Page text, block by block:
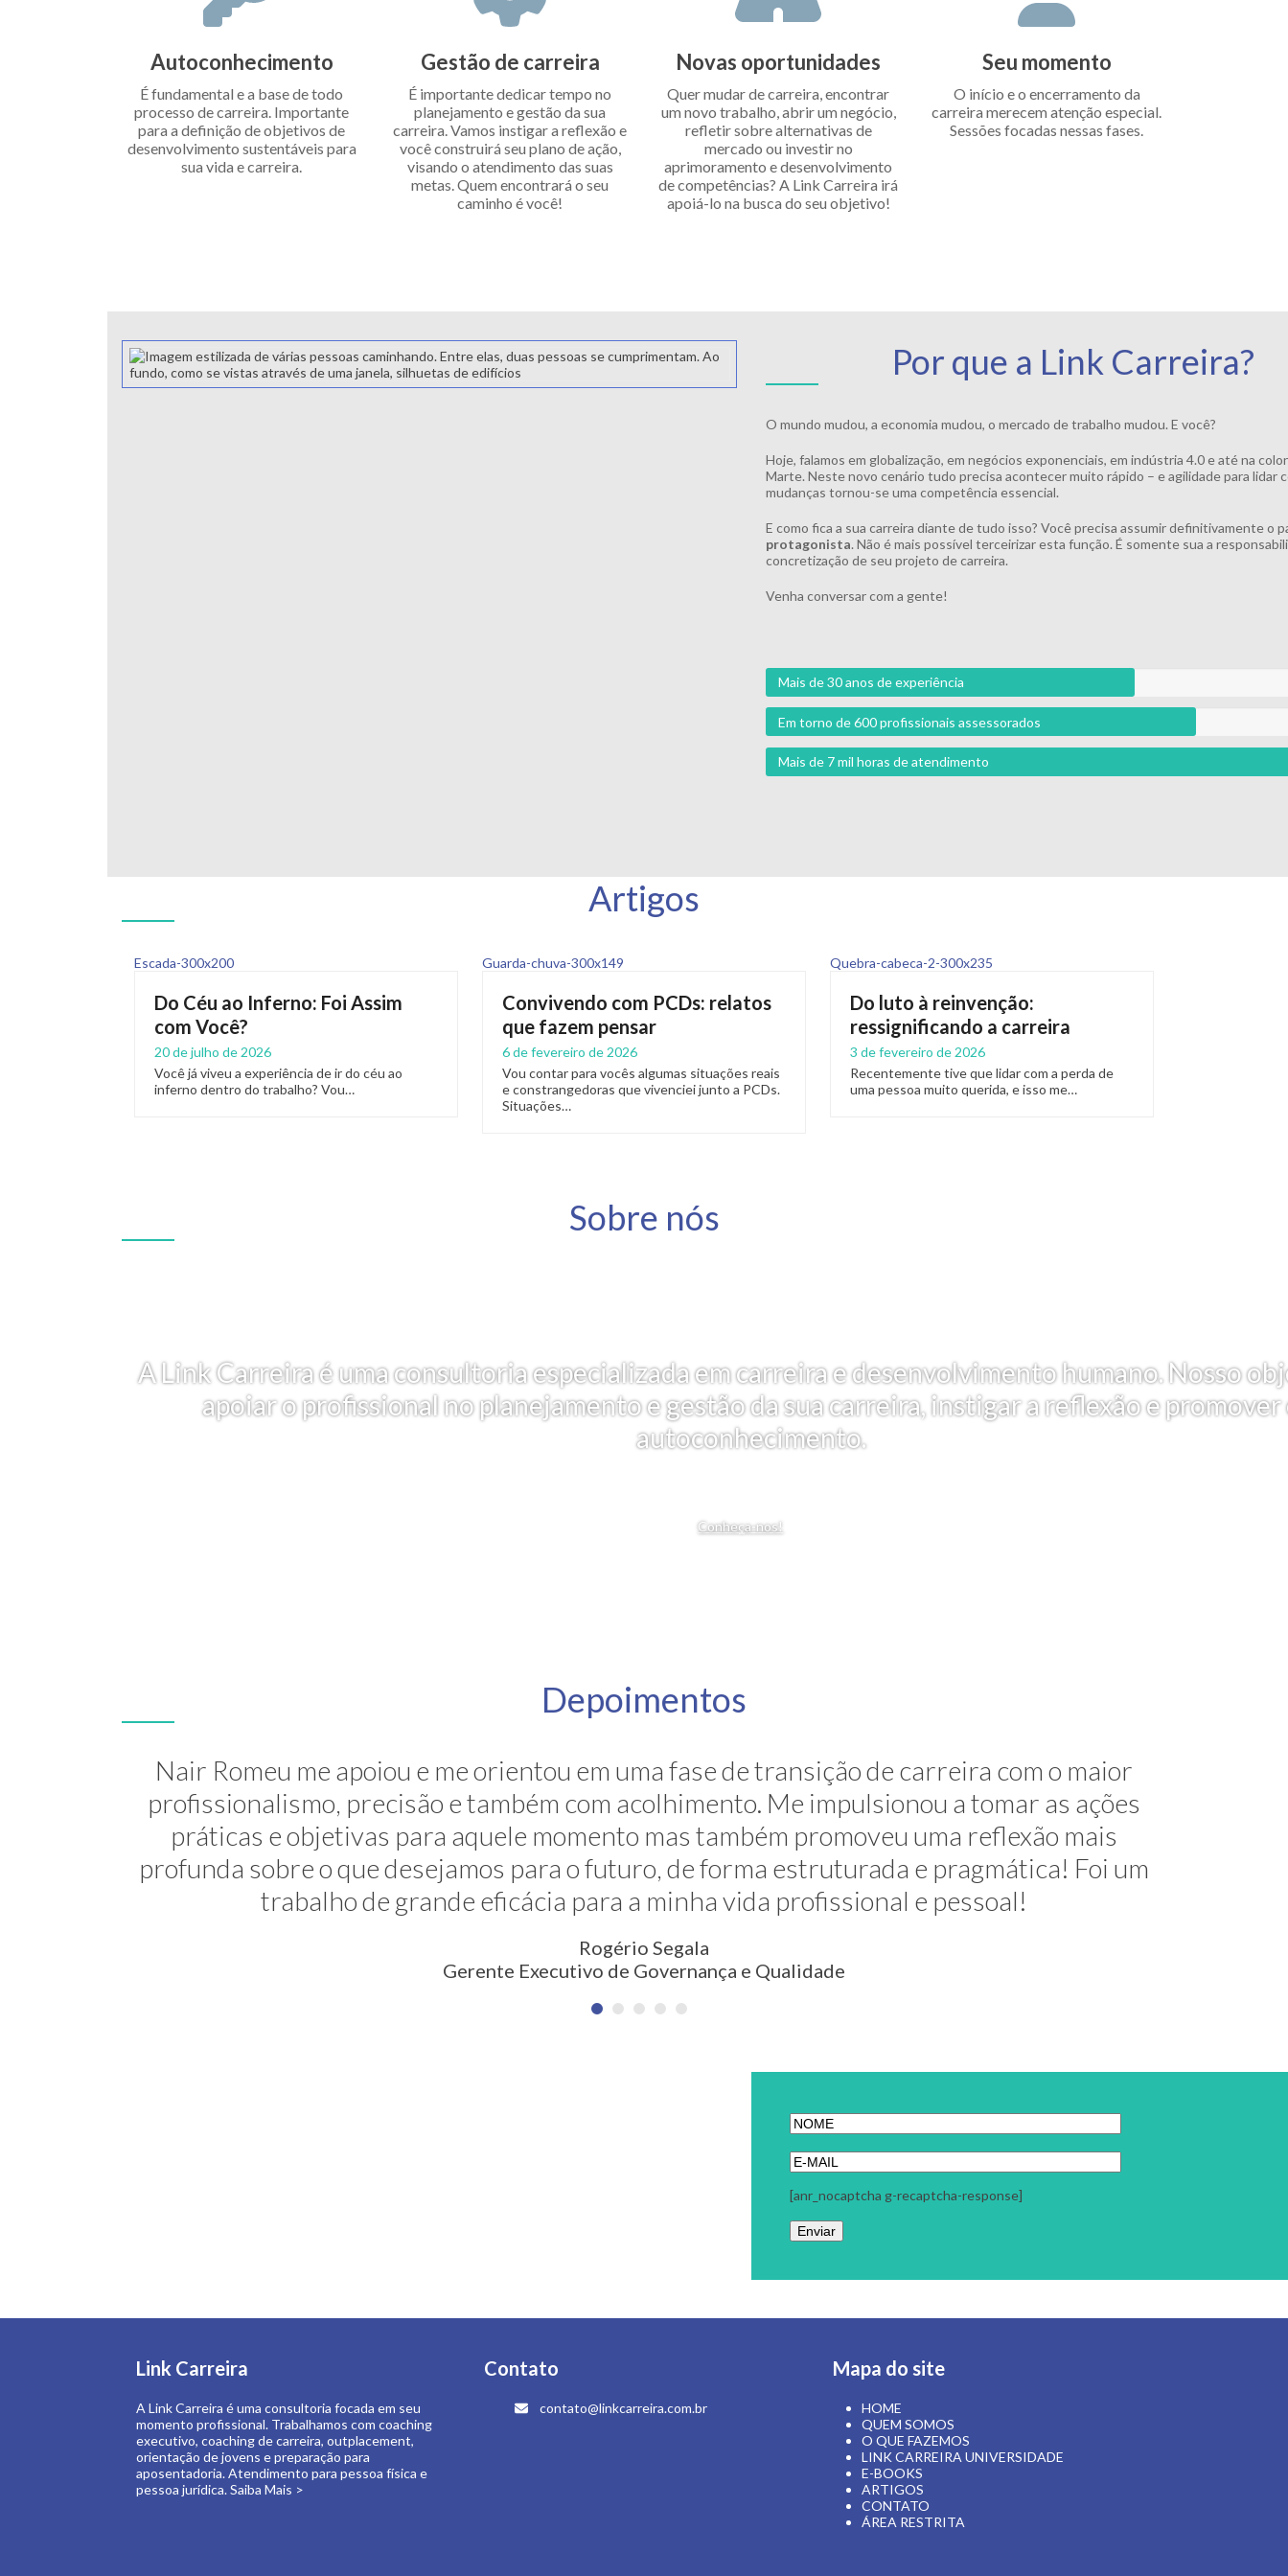
Autoconhecimento
É fundamental e a base de todo
processo de carreira. Importante
para a definição de objetivos de
desenvolvimento sustentáveis para
sua vida e carreira.
Gestão de carreira
É importante dedicar tempo no
planejamento e gestão da sua
carreira. Vamos instigar a reflexão e
você construirá seu plano de ação,
visando o atendimento das suas
metas. Quem encontrará o seu
caminho é você!
Novas oportunidades
Quer mudar de carreira, encontrar
um novo trabalho, abrir um negócio,
refletir sobre alternativas de
mercado ou investir no
aprimoramento e desenvolvimento
de competências? A Link Carreira irá
apoiá-lo na busca do seu objetivo!
Seu momento
O início e o encerramento da
carreira merecem atenção especial.
Sessões focadas nessas fases.
Por que a Link Carreira?
O mundo mudou, a economia mudou, o mercado de trabalho mudou. E você?
Hoje, falamos em globalização, em negócios exponenciais, em indústria 4.0 e até na
Marte. Neste novo cenário tudo precisa acontecer muito rápido – e agilidade para lidar
mudanças tornou-se uma competência essencial.
E como fica a sua carreira diante de tudo isso? Você precisa assumir definitivamente o
protagonista. Não é mais possível terceirizar esta função. É somente sua a
concretização de seu projeto de carreira.
Venha conversar com a gente!
Mais de 30 anos de experiência
Em torno de 600 profissionais assessorados
Mais de 7 mil horas de atendimento
Artigos
Do Céu ao Inferno: Foi Assim
com Você?
20 de julho de 2026
Você já viveu a experiência de ir do céu ao
inferno dentro do trabalho? Vou…
Convivendo com PCDs: relatos
que fazem pensar
6 de fevereiro de 2026
Vou contar para vocês algumas situações reais
e constrangedoras que vivenciei junto a PCDs.
Situações…
Do luto à reinvenção:
ressignificando a carreira
3 de fevereiro de 2026
Recentemente tive que lidar com a perda de
uma pessoa muito querida, e isso me…
Sobre nós
A Link Carreira é uma consultoria especializada em carreira e desenvolvimento humano. Nosso
apoiar o profissional no planejamento e gestão da sua carreira, instigar a reflexão e promover
autoconhecimento.
Conheça-nos!
Depoimentos
Nair Romeu me apoiou e me orientou em uma fase de transição de carreira com o maior
profissionalismo, precisão e também com acolhimento. Me impulsionou a tomar as ações
práticas e objetivas para aquele momento mas também promoveu uma reflexão mais
profunda sobre o que desejamos para o futuro, de forma estruturada e pragmática! Foi um
trabalho de grande eficácia para a minha vida profissional e pessoal!
Rogério Segala
Gerente Executivo de Governança e Qualidade
A Nair é inesquecível! Através de sua grande competência ela me mostrou alternativas na
minha transição de carreira. E ela faz isso de uma maneira muito sútil e elegante. Hoje exerço
uma profissão nunca pensada antes. Meus agradecimentos!
Erica Rodrigues
Consultora em Qualidade, Meio Ambiente, Saúde e Segurança do Trabalho
Link Carreira
A Link Carreira é uma consultoria focada em seu
momento profissional. Trabalhamos com coaching
orientação de jovens e preparação para
aposentadoria. Atendimento para pessoa física e
pessoa jurídica.Saiba Mais >
Contato
contato@linkcarreira.com.br
Mapa do site
HOME
QUEM SOMOS
LINK CARREIRA UNIVERSIDADE
E-BOOKS
ARTIGOS
CONTATO
ÁREA RESTRITA